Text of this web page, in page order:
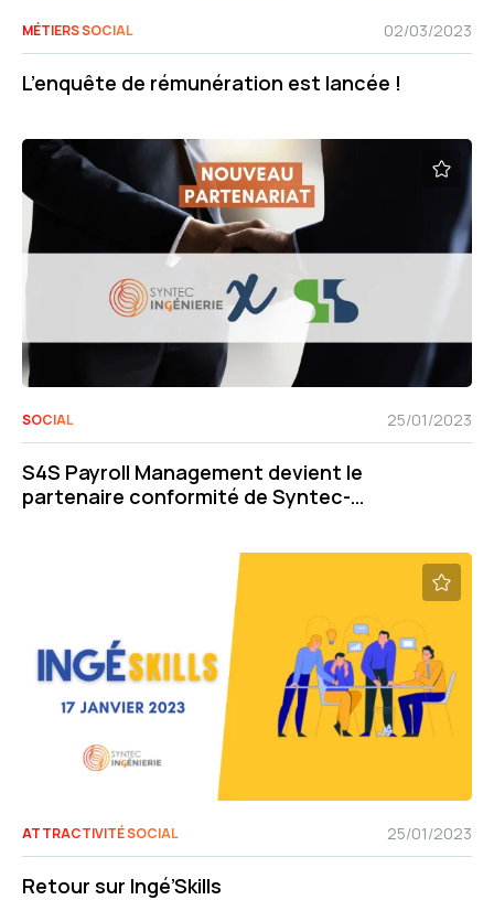
MÉTIERS SOCIAL 02/03/2023
L’enquête de rémunération est lancée !
SOCIAL 25/01/2023
S4S Payroll Management devient le
partenaire conformité de Syntec-
ATTRACTIVITÉ SOCIAL 25/01/2023
Retour sur Ingé’Skills